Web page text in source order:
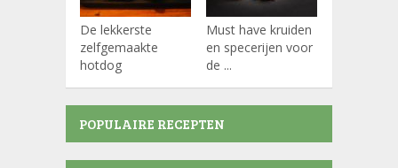
De lekkerste
zelfgemaakte
hotdog
Must have kruiden
en specerijen voor
de ...
POPULAIRE RECEPTEN